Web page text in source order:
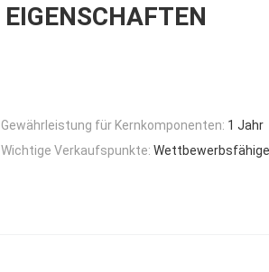
EIGENSCHAFTEN
Gewährleistung für Kernkomponenten: 1 Jahr
Wichtige Verkaufspunkte: